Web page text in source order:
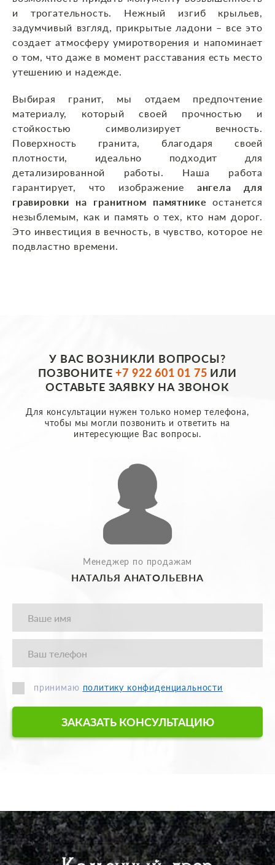
и трогательность. Нежный изгиб крыльев,
задумчивый взгляд, прикрытые ладони – все это
создает атмосферу умиротворения и напоминает
о том, что даже в момент расставания есть место
утешению и надежде.
Выбирая гранит, мы отдаем предпочтение
материалу, который своей прочностью и
стойкостью символизирует вечность.
Поверхность гранита, благодаря своей
плотности, идеально подходит для
детализированной работы. Наша работа
гарантирует, что изображение ангела для
гравировки на гранитном памятнике останется
незыблемым, как и память о тех, кто нам дорог.
Это инвестиция в вечность, в чувство, которое не
подвластно времени.
У ВАС ВОЗНИКЛИ ВОПРОСЫ?
ПОЗВОНИТЕ+7 922 601 01 75 ИЛИ
ОСТАВЬТЕ ЗАЯВКУ НА ЗВОНОК
Для консультации нужен только номер телефона,
чтобы мы могли позвонить и ответить на
интересующие Вас вопросы.
Менеджер по продажам
НАТАЛЬЯ АНАТОЛЬЕВНА
принимаю политику конфиденциальности
ЗАКАЗАТЬ КОНСУЛЬТАЦИЮ